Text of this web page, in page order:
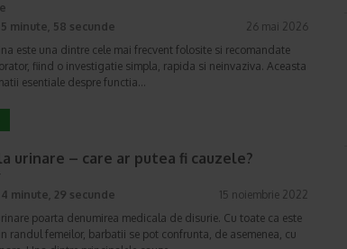
5 minute, 58 secunde
26 mai 2026
este una dintre cele mai frecvent folosite si recomandate
fiind o investigatie simpla, rapida si neinvaziva. Aceasta
esentiale despre functia…
urinare – care ar putea fi cauzele?
4 minute, 29 secunde
15 noiembrie 2022
poarta denumirea medicala de disurie. Cu toate ca este
randul femeilor, barbatii se pot confrunta, de asemenea, cu